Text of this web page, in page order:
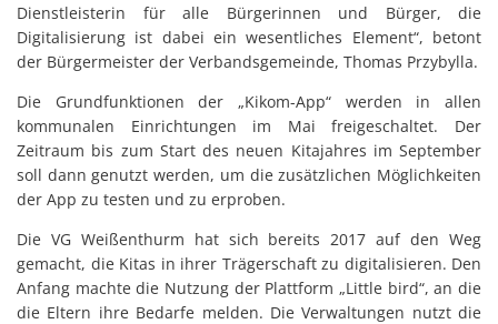
Dienstleisterin für alle Bürgerinnen und Bürger, die
Digitalisierung ist dabei ein wesentliches Element“, betont
der Bürgermeister der Verbandsgemeinde, Thomas Przybylla.
Die Grundfunktionen der „Kikom-App“ werden in allen
kommunalen Einrichtungen im Mai freigeschaltet. Der
Zeitraum bis zum Start des neuen Kitajahres im September
soll dann genutzt werden, um die zusätzlichen Möglichkeiten
der App zu testen und zu erproben.
Die VG Weißenthurm hat sich bereits 2017 auf den Weg
gemacht, die Kitas in ihrer Trägerschaft zu digitalisieren. Den
Anfang machte die Nutzung der Plattform „Little bird“, an die
die Eltern ihre Bedarfe melden. Die Verwaltungen nutzt die